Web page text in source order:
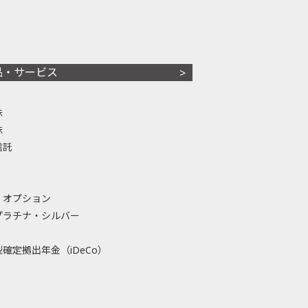
・サービス
託
プション
ラチナ・シルバー
定拠出年金（iDeCo）